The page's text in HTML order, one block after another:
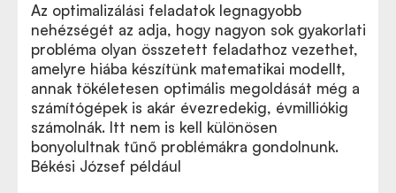
Az optimalizálási feladatok legnagyobb
nehézségét az adja, hogy nagyon sok gyakorlati
probléma olyan összetett feladathoz vezethet,
amelyre hiába készítünk matematikai modellt,
annak tökéletesen optimális megoldását még a
számítógépek is akár évezredekig, évmilliókig
számolnák. Itt nem is kell különösen
bonyolultnak tűnő problémákra gondolnunk.
Békési József például